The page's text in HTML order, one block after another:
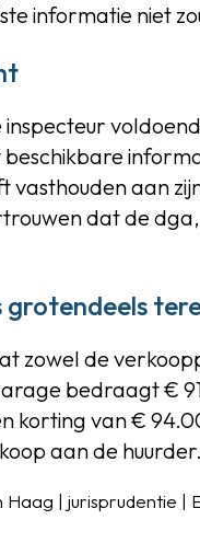
informatie niet
vasthouden aan
dat de
zowel de
bedraagt €
korting van €
aan de huurder.
| jurisprudentie |